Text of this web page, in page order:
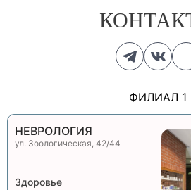
ФИЛИАЛ 1
НЕВРОЛОГИЯ
ул. Зоологическая, 42/44
Здоровье